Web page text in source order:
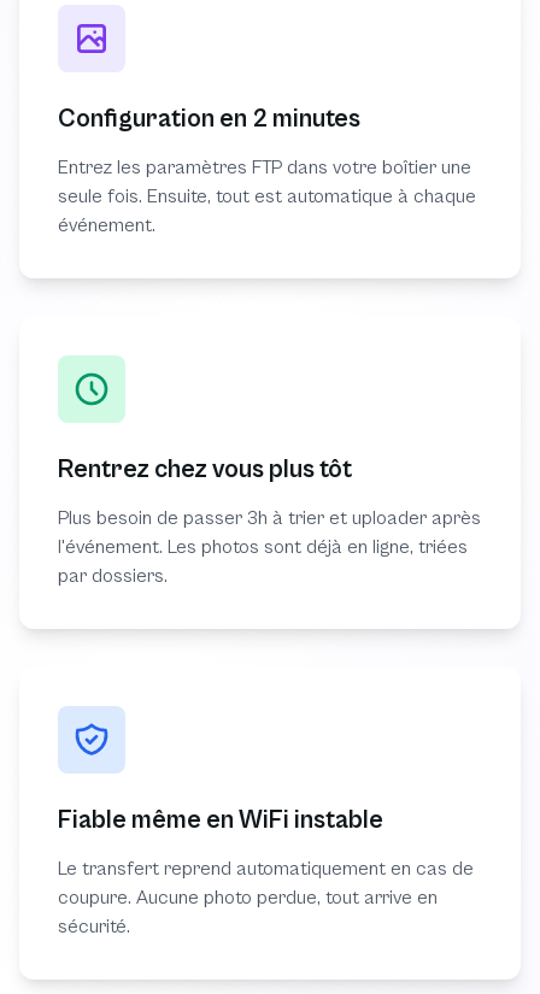
Configuration en 2 minutes
Entrez les paramètres FTP dans votre boîtier une
seule fois. Ensuite, tout est automatique à chaque
événement.
Rentrez chez vous plus tôt
Plus besoin de passer 3h à trier et uploader après
l'événement. Les photos sont déjà en ligne, triées
par dossiers.
Fiable même en WiFi instable
Le transfert reprend automatiquement en cas de
coupure. Aucune photo perdue, tout arrive en
sécurité.